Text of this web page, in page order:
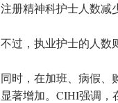
注册精神科护士人数减
不过，执业护士的人数
同时，在加班、病假、
显著增加。CIHI强调，